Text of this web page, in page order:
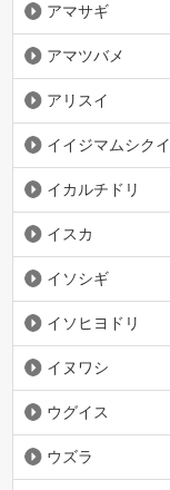
アマサギ
アマツバメ
アリスイ
イイジマムシクイ
イカルチドリ
イスカ
イソシギ
イソヒヨドリ
イヌワシ
ウグイス
ウズラ